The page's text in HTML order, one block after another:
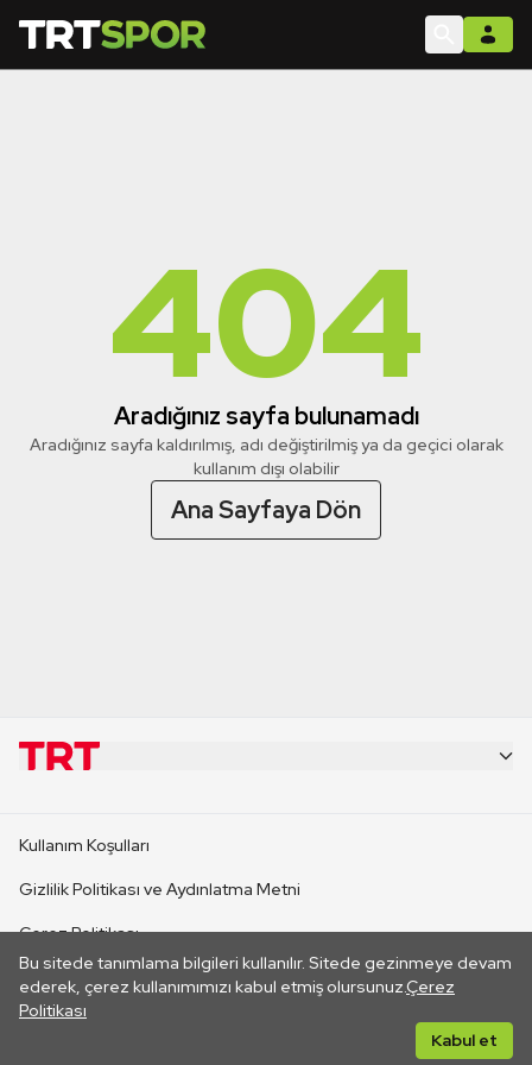
404
Aradığınız sayfa bulunamadı
Aradığınız sayfa kaldırılmış, adı değiştirilmiş ya da geçici olarak
kullanım dışı olabilir
Ana Sayfaya Dön
Bu sitede tanımlama bilgileri kullanılır. Sitede gezinmeye devam
ederek, çerez kullanımımızı kabul etmiş olursunuz.Çerez
Politikası
Kabul et
CANLI YAYINLAR
Kullanım Koşulları
Gizlilik Politikası ve Aydınlatma Metni
Çerez Politikası
İletişim
Her hakkı saklıdır. ©2026 TRT. Bağlantı yoluyla gidilen dış